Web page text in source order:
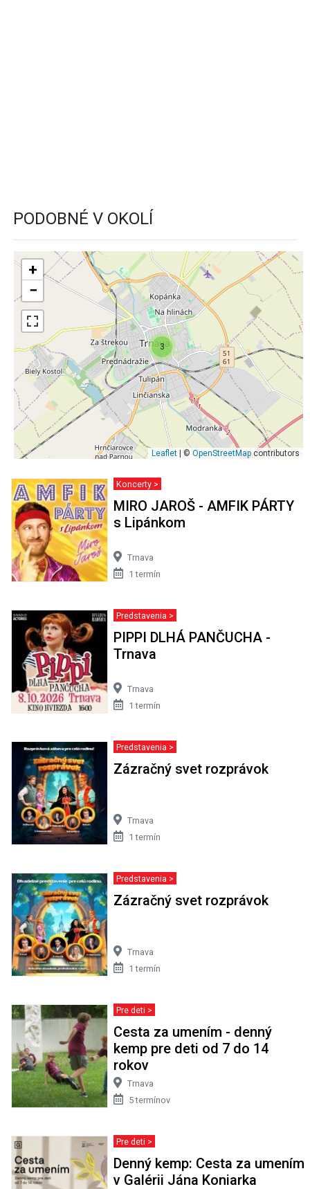
PODOBNÉ V OKOLÍ
3
+
−
Leaflet | © OpenStreetMapcontributors
Koncerty >
MIRO JAROŠ - AMFIK PÁRTY
s Lipánkom
Trnava
1 termín
Predstavenia >
PIPPI DLHÁ PANČUCHA -
Trnava
Trnava
1 termín
Predstavenia >
Zázračný svet rozprávok
Trnava
1 termín
Predstavenia >
Zázračný svet rozprávok
Trnava
1 termín
Pre deti >
Cesta za umením - denný
kemp pre deti od 7 do 14
rokov
Trnava
5 termínov
Pre deti >
Denný kemp: Cesta za umením
v Galérii Jána Koniarka